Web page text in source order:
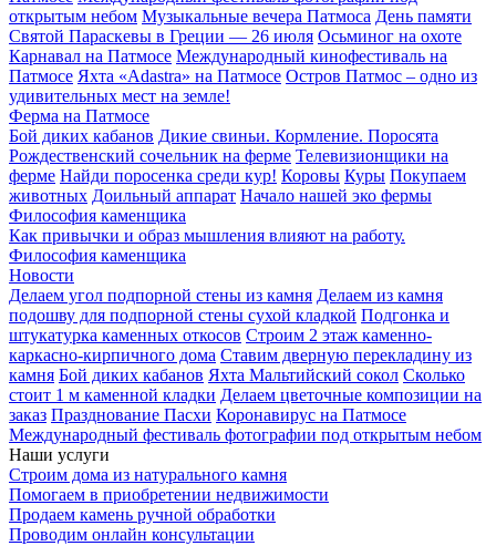
открытым небом Музыкальные вечера Патмоса День памяти
Святой Параскевы в Греции — 26 июля Осьминог на охоте
Карнавал на Патмосе Международный кинофестиваль на
Патмосе Яхта «Adastra» на Патмосе Остров Патмос – одно из
удивительных мест на земле!
Ферма на Патмосе
Бой диких кабанов Дикие свиньи. Кормление. Поросята
Рождественский сочельник на ферме Телевизионщики на
ферме Найди поросенка среди кур! Коровы Куры Покупаем
животных Доильный аппарат Начало нашей эко фермы
Философия каменщика
Как привычки и образ мышления влияют на работу.
Философия каменщика
Новости
Делаем угол подпорной стены из камня Делаем из камня
подошву для подпорной стены сухой кладкой Подгонка и
штукатурка каменных откосов Строим 2 этаж каменно-
каркасно-кирпичного дома Ставим дверную перекладину из
камня Бой диких кабанов Яхта Мальтийский сокол Сколько
стоит 1 м каменной кладки Делаем цветочные композиции на
заказ Празднование Пасхи Коронавирус на Патмосе
Международный фестиваль фотографии под открытым небом
Наши услуги
Строим дома из натурального камня
Помогаем в приобретении недвижимости
Продаем камень ручной обработки
Проводим онлайн консультации